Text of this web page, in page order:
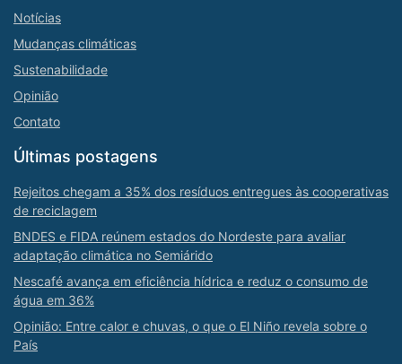
Notícias
Mudanças climáticas
Sustenabilidade
Opinião
Contato
Últimas postagens
Rejeitos chegam a 35% dos resíduos entregues às cooperativas
de reciclagem
BNDES e FIDA reúnem estados do Nordeste para avaliar
adaptação climática no Semiárido
Nescafé avança em eficiência hídrica e reduz o consumo de
água em 36%
Opinião: Entre calor e chuvas, o que o El Niño revela sobre o
País